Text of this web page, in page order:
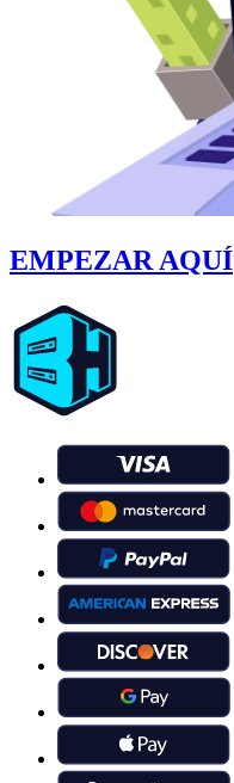
EMPEZAR AQUÍ